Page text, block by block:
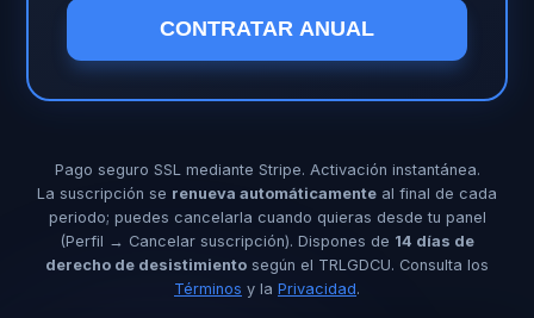
CONTRATAR ANUAL
Pago seguro SSL mediante Stripe. Activación instantánea.
La suscripción se renueva automáticamente al final de cada
periodo; puedes cancelarla cuando quieras desde tu panel
(Perfil → Cancelar suscripción). Dispones de 14 días de
derecho de desistimiento según el TRLGDCU. Consulta los
Términos y la Privacidad.